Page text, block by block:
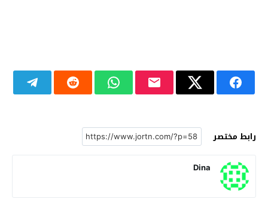
رابط مختصر
Dina